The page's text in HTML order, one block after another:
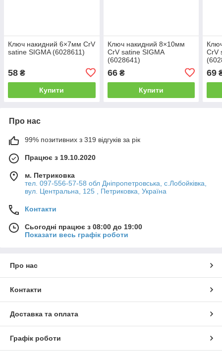
Ключ накидний 6×7мм CrV
satine SIGMA (6028611)
58 ₴
Купити
Ключ накидний 8×10мм
CrV satine SIGMA
(6028641)
66₴
Купити
CrV
69
Про нас
99% позитивних з 319 відгуків за рік
Працює з 19.10.2020
м. Петриковка
тел. 097-556-57-58 обл Дніпропетровська, с.Лобойківка,
вул. Центральна, 125 , Петриковка, Україна
Контакти
Сьогодні працює з 08:00 до 19:00
Показати весь графік роботи
Про нас
Контакти
Доставка та оплата
Графік роботи